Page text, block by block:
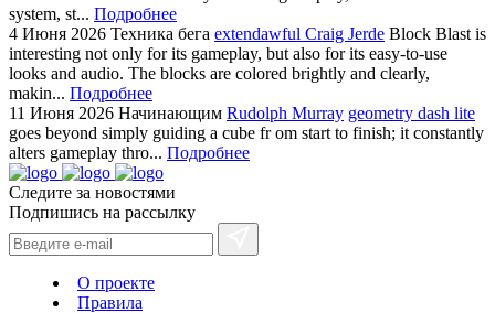
system, st... Подробнее
4 Июня 2026 Техника бега extendawful Craig Jerde Block Blast is
interesting not only for its gameplay, but also for its easy-to-use
looks and audio. The blocks are colored brightly and clearly,
makin... Подробнее
11 Июня 2026 Начинающим Rudolph Murray geometry dash lite
goes beyond simply guiding a cube fr om start to finish; it constantly
alters gameplay thro... Подробнее
Следите за новостями
Подпишись на рассылку
О проекте
Правила